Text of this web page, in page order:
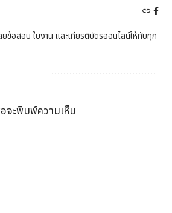
ข้อสอบ ใบงาน และเกียรติบัตรออนไลน์ให้กับทุก
จะพิมพ์ความเห็น